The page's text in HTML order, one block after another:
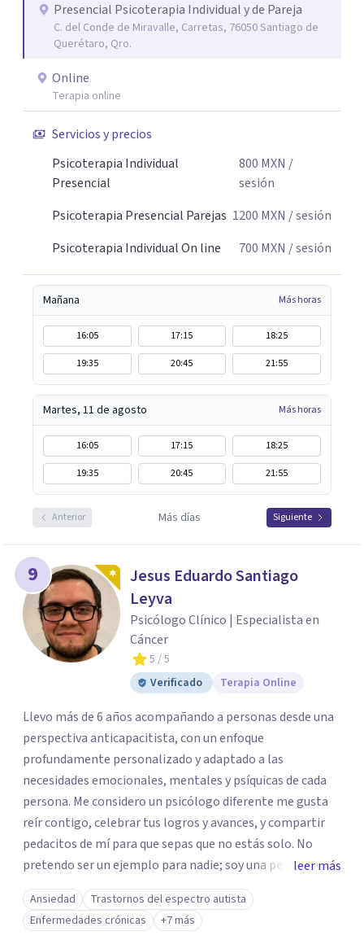
Presencial Psicoterapia Individual y de Pareja
C. del Conde de Miravalle, Carretas, 76050 Santiago de
Querétaro, Qro.
Online
Terapia online
Servicios y precios
Psicoterapia Individual
Presencial
800 MXN /
sesión
Psicoterapia Presencial Parejas 1200 MXN / sesión
Psicoterapia Individual On line
700 MXN / sesión
Mañana Más horas
16:05 17:15
18:25
19:35
20:45 21:55
Martes, 11 de agosto Más horas
16:05 17:15
18:25
19:35
20:45 21:55
Anterior Más días Siguiente
9
Jesus Eduardo Santiago
Leyva
Psicólogo Clínico | Especialista en
Cáncer
5 / 5
Verificado
Terapia Online
Llevo más de 6 años acompañando a personas desde una
perspectiva anticapacitista, con un enfoque
profundamente personalizado y adaptado a las
necesidades emocionales, mentales y psíquicas de cada
persona. Me considero un psicólogo diferente me gusta
reír contigo, celebrar tus logros y avances, y compartir
pedacitos de mí para que sepas que no estás solo. No
pretendo ser un ejemplo para nadie; soy una persona que
también sufre, llora, ríe y grita. Para mí, tu salud, tu paz y
tu tranquilidad siempre estarán por encima de lo
económico. A lo largo de mi camino he cuestionado
leer más
Ansiedad
Trastornos del espectro autista
Enfermedades crónicas
+7 más